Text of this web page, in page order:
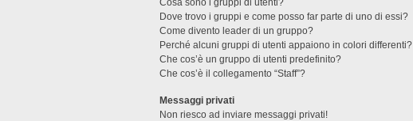
Cosa sono i gruppi di utenti?
Dove trovo i gruppi e come posso far parte di uno di essi?
Come divento leader di un gruppo?
Perché alcuni gruppi di utenti appaiono in colori differenti?
Che cos’è un gruppo di utenti predefinito?
Che cos’è il collegamento “Staff”?
Messaggi privati
Non riesco ad inviare messaggi privati!